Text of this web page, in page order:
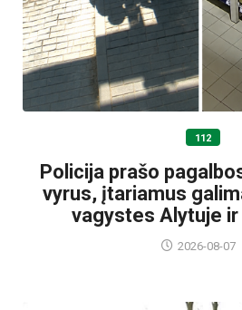
112
Policija prašo
vyrus, įtariamus
vagystes Alytuje ir
2026-08-07